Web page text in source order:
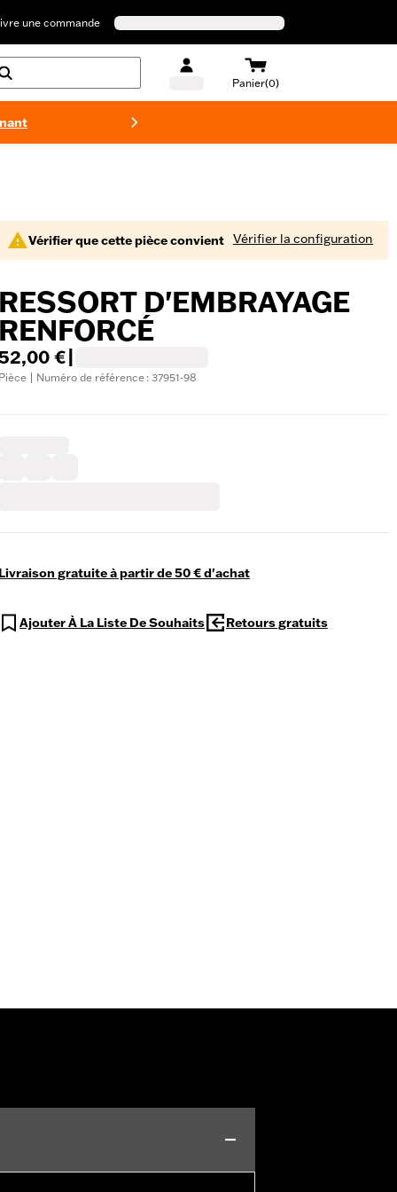
une commande
Panier(0)
Vérifier que cette pièce convient Vérifier la configuration
RESSORT D'EMBRAYAGE
RENFORCÉ
€
Pièce | Numéro de référence : 37951-98
Livraison gratuite à partir de 50 € d'achat
Ajouter À La Liste De Souhaits Retours gratuits